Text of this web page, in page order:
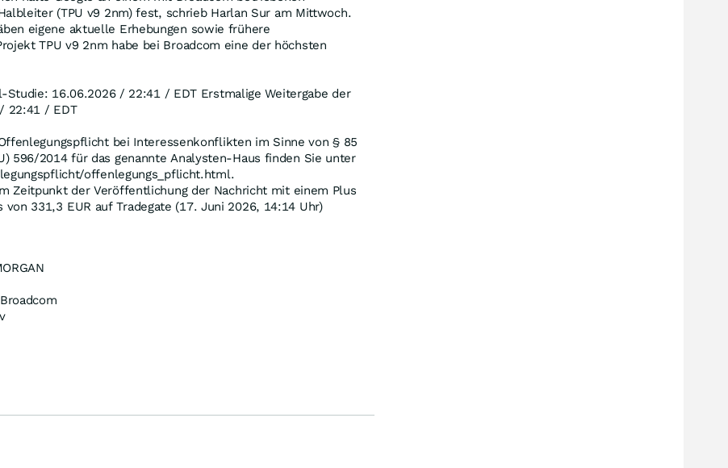
(TPU v9 2nm) fest, schrieb Harlan Sur am Mittwoch.
eigene aktuelle Erhebungen sowie frühere
TPU v9 2nm habe bei Broadcom eine der höchsten
Studie: 16.06.2026 / 22:41 / EDT Erstmalige Weitergabe der
22:41 / EDT
bei Interessenkonflikten im Sinne von § 85
596/2014 für das genannte Analysten-Haus finden Sie unter
offenlegungs_pflicht.html.
Zeitpunkt der Veröffentlichung der Nachricht mit einem Plus
von 331,3 EUR auf Tradegate (17. Juni 2026, 14:14 Uhr)
Broadcom